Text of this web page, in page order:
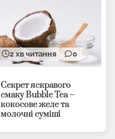
2 хв читання 0
Секрет яскравого
смаку Bubble Tea –
кокосове желе та
молочні суміші